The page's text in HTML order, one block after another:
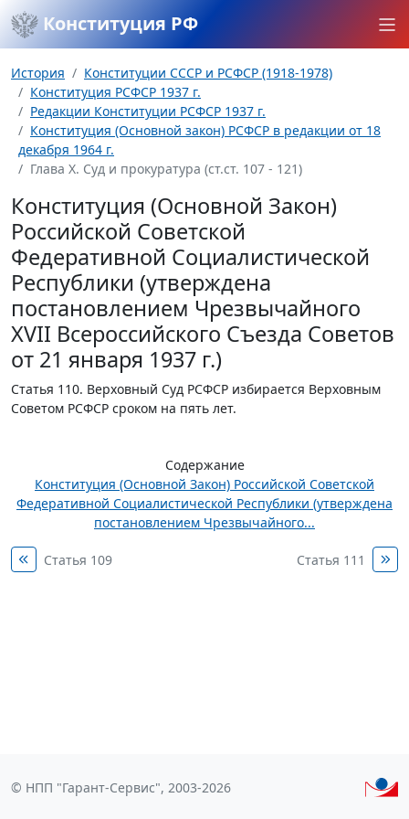
Конституция РФ
История
Конституции СССР и РСФСР (1918-1978)
Конституция РСФСР 1937 г.
Редакции Конституции РСФСР 1937 г.
Конституция (Основной закон) РСФСР в редакции от 18
декабря 1964 г.
Глава Х. Суд и прокуратура (ст.ст. 107 - 121)
Конституция (Основной Закон)
Российской Советской
Федеративной Социалистической
Республики (утверждена
постановлением Чрезвычайного
XVII Всероссийского Съезда Советов
от 21 января 1937 г.)
Статья 110. Верховный Суд РСФСР избирается Верховным
Советом РCФСР сроком на пять лет.
Содержание
Конституция (Основной Закон) Российской Советской
Федеративной Социалистической Республики (утверждена
постановлением Чрезвычайного...
Статья 109 Статья 111
© НПП "Гарант-Сервис", 2003-2026